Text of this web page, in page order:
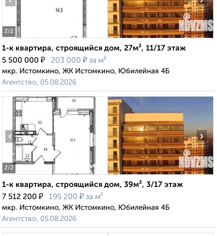
2/2
1-к квартира, строящийся дом, 27м², 11/17 этаж
5 500 000 ₽ 203 000 ₽ за м²
мкр. Истомкино, ЖК Истомкино, Юбилейная 4Б
Агентство, 05.08.2026
2/2
‹ ›
1-к квартира, строящийся дом, 39м², 3/17 этаж
7 512 200 ₽ 195 200 ₽ за м²
мкр. Истомкино, ЖК Истомкино, Юбилейная 4Б
Агентство, 05.08.2026